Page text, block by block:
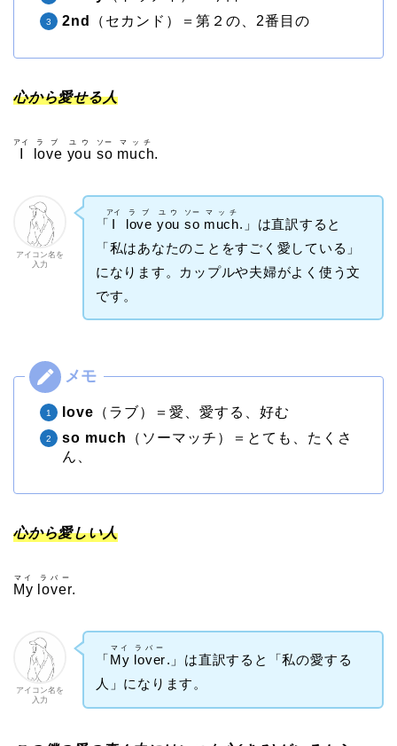
2nd
（セカンド）＝第２の、2番目の
心から愛せる人
アイ
love
ラブ
you
ユウ
so
ソー
much
マッチ
.
アイコン名を
入力
「 I
アイ
love
ラブ
you
ユウ
so
ソー
much
マッチ
.」は直訳すると
「私はあなたのことをすごく愛している」
になります。カップルや夫婦がよく使う文
です。
love （ラブ）＝愛、愛する、好む
so much
（ソーマッチ）＝とても、たくさ
ん、
心から愛しい人
My
マイ
lover
ラバー
.
アイコン名を
入力
「My
マイ
lover
ラバー
.」は直訳すると「私の愛する
人」になります。